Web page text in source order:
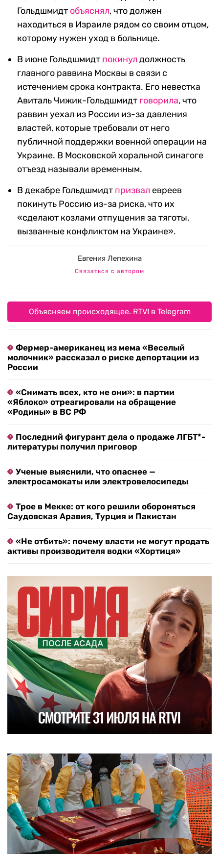
Гольдшмидт объяснял, что должен
находиться в Израиле рядом со своим отцом,
которому нужен уход в больнице.
В июне Гольдшмидт покинул должность
главного раввина Москвы в связи с
истечением срока контракта. Его невестка
Авиталь Чижик-Гольдшмидт говорила, что
раввин уехал из России из-за давления
властей, которые требовали от него
публичной поддержки военной операции на
Украине. В Московской хоральной синагоге
отъезд называли временным.
В декабре Гольдшмидт призвал евреев
покинуть Россию из-за риска, что их
«сделают козлами отпущения за тяготы,
вызванные конфликтом на Украине».
Евгения Лепехина
Связаться с автором
Объясняем происходящее. RTVI в Telegram
Фермер-американец из мема «Веселый
молочник» рассказал о риске депортации из
России
«Снимать всех, кто не они»: в партии
«Яблоко» отреагировали на обращение
«Родины» в ВС РФ
Последний фигурант дела о продаже ЛГБТ*-
литературы получил приговор
Ученые выяснили, что опаснее —
электросамокаты или электровелосипеды
Трое в Мекке: от кого решили обороняться
Саудовская Аравия, Турция и Пакистан
«Не отбить»: почему власти не могут продать
активы производителя водки «Хортиця»